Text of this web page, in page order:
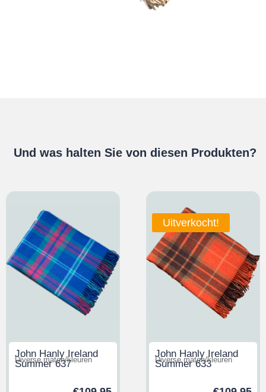
Und was halten Sie von diesen Produkten?
John Hanly Ireland
Summer 637
Diverse maten/kleuren
Uitverkocht!
John Hanly Ireland
Summer 633
Diverse maten/kleuren